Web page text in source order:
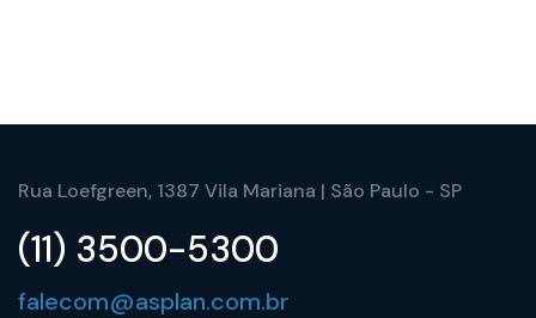
Rua Loefgreen, 1387 Vila Mariana | São Paulo - SP
(11) 3500-5300
falecom@asplan.com.br